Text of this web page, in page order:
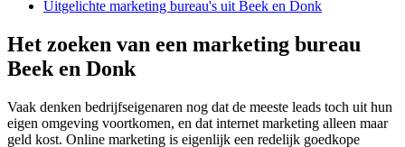
Uitgelichte marketing bureau's uit Beek en Donk
Het zoeken van een marketing bureau
Beek en Donk
Vaak denken bedrijfseigenaren nog dat de meeste leads toch uit hun
eigen omgeving voortkomen, en dat internet marketing alleen maar
geld kost. Online marketing is eigenlijk een redelijk goedkope